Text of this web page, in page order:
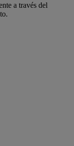
a través del